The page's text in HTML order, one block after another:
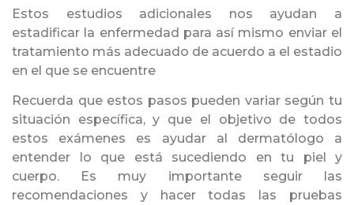
Estos estudios adicionales nos ayudan a
estadificar la enfermedad para así mismo enviar el
tratamiento más adecuado de acuerdo a el estadio
en el que se encuentre
Recuerda que estos pasos pueden variar según tu
situación específica, y que el objetivo de todos
estos exámenes es ayudar al dermatólogo a
entender lo que está sucediendo en tu piel y
cuerpo. Es muy importante seguir las
recomendaciones y hacer todas las pruebas